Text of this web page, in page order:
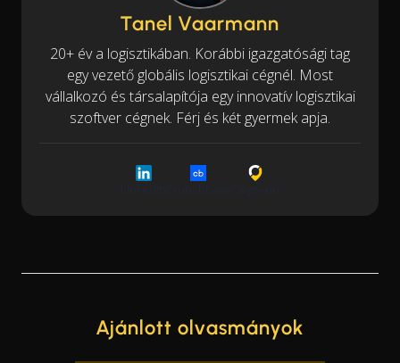
Tanel Vaarmann
20+ év a logisztikában. Korábbi igazgatósági tag
egy vezető globális logisztikai cégnél. Most
vállalkozó és társalapítója egy innovatív logisztikai
szoftver cégnek. Férj és két gyermek apja.
Ajánlott olvasmányok